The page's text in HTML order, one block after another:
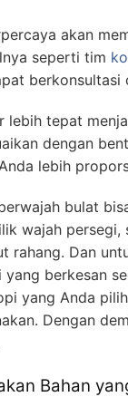
akan
seperti tim
berkonsultasi
lebih tepat
dengan
lebih
bulat
wajah
rahang. Dan
berkesan
yang Anda
Dengan
Bahan